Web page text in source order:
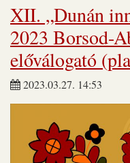
XII. „Dunán
2023 Borsod-
előválogató
2023.03.27. 14:53